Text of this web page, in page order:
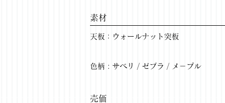
​素材
天板：ウォールナット突板
色柄 : サベリ / ゼブラ / メ－プル
​売価